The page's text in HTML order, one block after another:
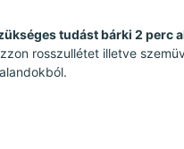
tudást bárki 2 perc
rosszullétet illetve